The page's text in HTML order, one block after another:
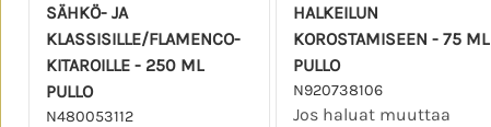
SÄHKÖ- JA
KLASSISILLE/FLAMENCO-
KITAROILLE - 250 ML
PULLO
N480053112
HALKEILUN
KOROSTAMISEEN - 75 ML
PULLO
N920738106
Jos haluat muuttaa